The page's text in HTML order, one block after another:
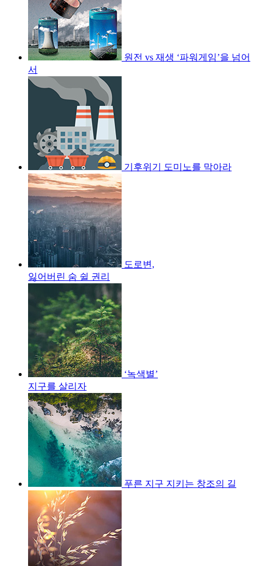
원전 vs 재생 ‘파워게임’을 넘어
서
기후위기 도미노를 막아라
도로변,
잃어버린 숨 쉴 권리
‘녹색별’
지구를 살리자
푸른 지구 지키는 창조의 길